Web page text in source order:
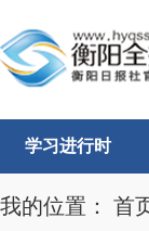
学习进行时
我的位置： 首